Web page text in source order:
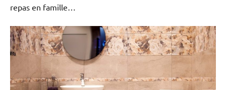
repas en famille…